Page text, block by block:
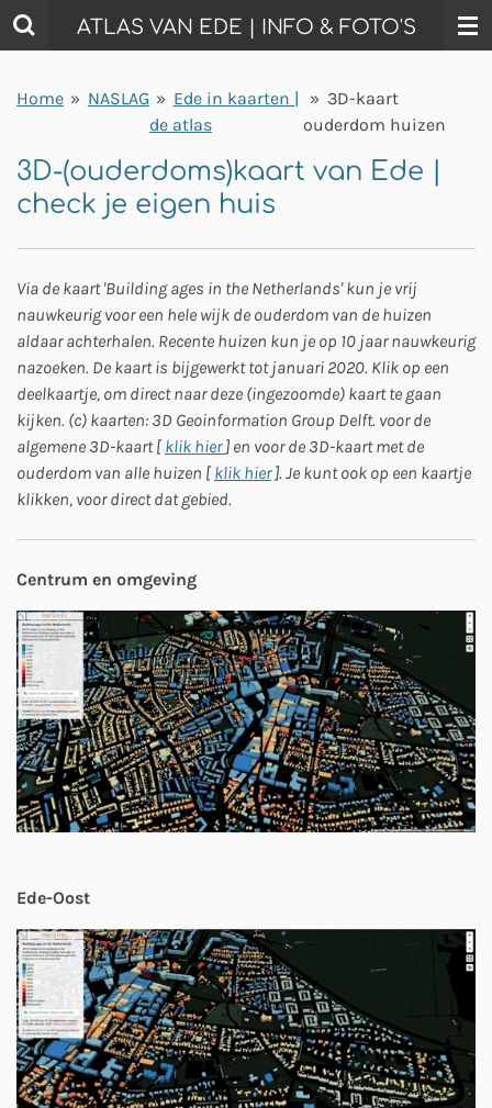
Ga
direct
de
ATLAS VAN EDE | INFO & FOTO'S
Home » NASLAG » Ede in kaarten |
de atlas
» 3D-kaart
ouderdom huizen
3D-(ouderdoms)kaart van Ede |
check je eigen huis
Via de kaart 'Building ages in the Netherlands' kun je vrij
nauwkeurig voor een hele wijk de ouderdom van de huizen
aldaar achterhalen. Recente huizen kun je op 10 jaar nauwkeurig
nazoeken. De kaart is bijgewerkt tot januari 2020. Klik op een
deelkaartje, om direct naar deze (ingezoomde) kaart te gaan
kijken. (c) kaarten: 3D Geoinformation Group Delft. voor de
algemene 3D-kaart [ klik hier] en voor de 3D-kaart met de
ouderdom van alle huizen [ klik hier]. Je kunt ook op een kaartje
klikken, voor direct dat gebied.
Centrum en omgeving
Ede-Oost